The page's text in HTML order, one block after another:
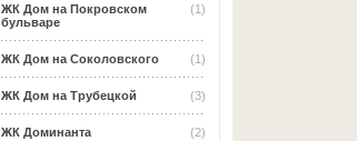
(1)
ЖК Дом на Покровском
бульваре
(1)
ЖК Дом на Соколовского
(3)
ЖК Дом на Трубецкой
(2)
ЖК Доминанта